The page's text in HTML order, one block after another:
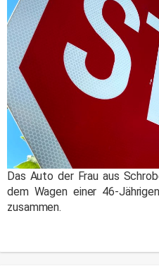
Das Auto der Frau aus
dem Wagen einer 46-
zusammen.